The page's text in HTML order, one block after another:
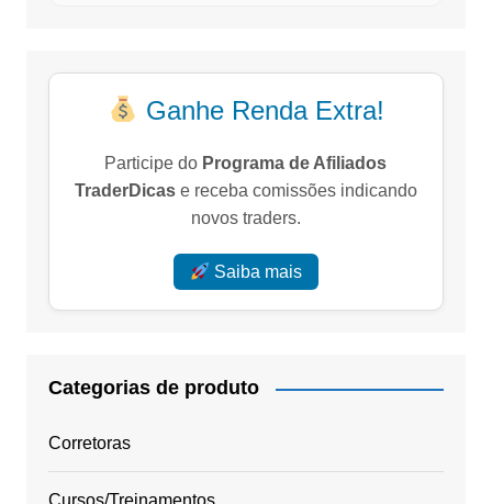
Ganhe Renda Extra!
Participe do Programa de Afiliados
TraderDicase receba comissões indicando
novos traders.
Saiba mais
Categorias de produto
Corretoras